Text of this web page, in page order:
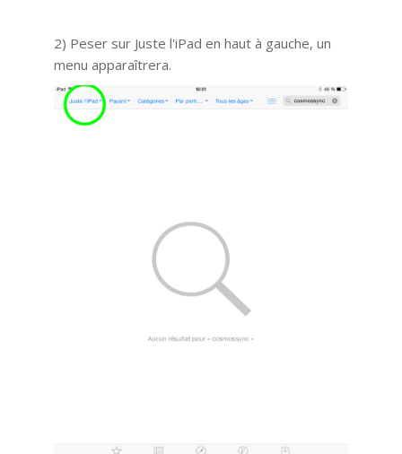
2) Peser sur Juste l'iPad en haut à gauche, un
menu apparaîtrera.